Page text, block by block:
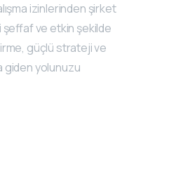
izinlerinden şirket
ve etkin şekilde
güçlü strateji ve
giden yolunuzu